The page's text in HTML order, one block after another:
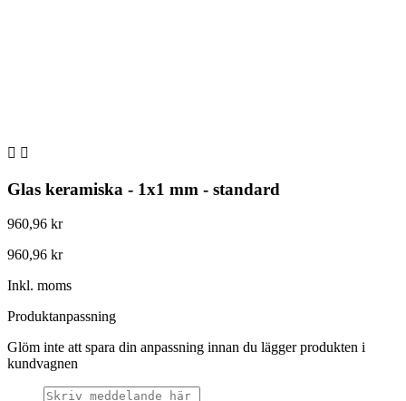
 
Glas keramiska - 1x1 mm - standard
960,96 kr
960,96 kr
Inkl. moms
Produktanpassning
Glöm inte att spara din anpassning innan du lägger produkten i
kundvagnen